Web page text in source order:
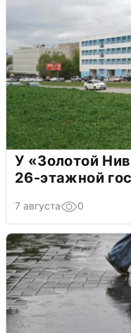
У «Золотой
26-этажной
7 августа 0